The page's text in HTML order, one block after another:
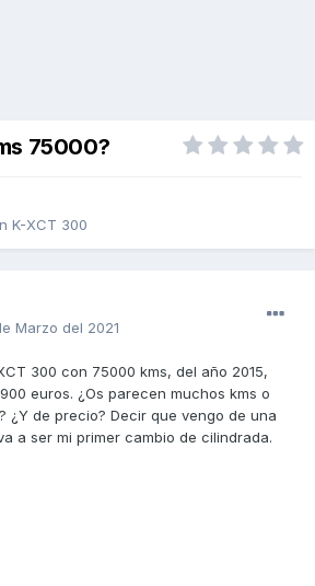
75000?
K-XCT 300
Marzo del 2021
300 con 75000 kms, del año 2015,
euros. ¿Os parecen muchos kms o
¿Y de precio? Decir que vengo de una
a ser mi primer cambio de cilindrada.